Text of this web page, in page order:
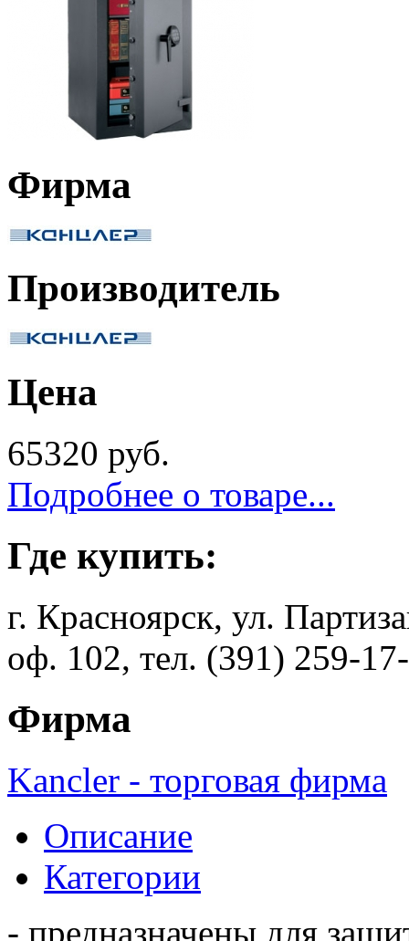
Фирма
Производитель
Цена
65320 руб.
Подробнее о товаре...
Где купить:
г. Красноярск, ул.
оф. 102, тел. (391) 259-
Фирма
Kancler - торговая фирма
Описание
Категории
- предназначены для